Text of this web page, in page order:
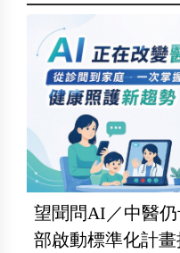
望聞問AI／中醫
部啟動標準化計畫